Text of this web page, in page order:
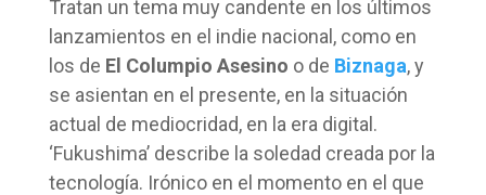
Tratan un tema muy candente en los últimos
lanzamientos en el indie nacional, como en
los de El Columpio Asesino o de Biznaga, y
se asientan en el presente, en la situación
actual de mediocridad, en la era digital.
‘Fukushima’ describe la soledad creada por la
tecnología. Irónico en el momento en el que